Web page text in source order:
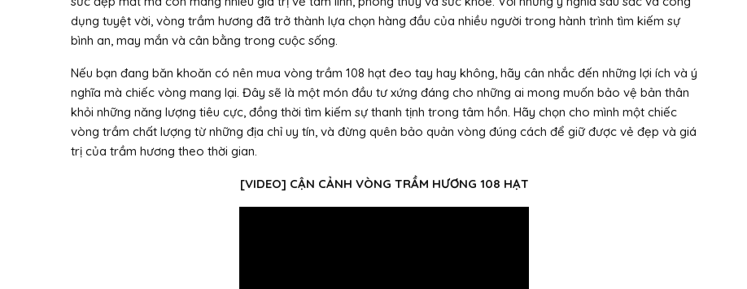
dụng tuyệt vời, vòng trầm hương đã trở thành lựa chọn hàng đầu của nhiều người trong hành trình tìm kiếm sự
bình an, may mắn và cân bằng trong cuộc sống.
Nếu bạn đang băn khoăn có nên mua vòng trầm 108 hạt đeo tay hay không, hãy cân nhắc đến những lợi ích và ý
nghĩa mà chiếc vòng mang lại. Đây sẽ là một món đầu tư xứng đáng cho những ai mong muốn bảo vệ bản thân
khỏi những năng lượng tiêu cực, đồng thời tìm kiếm sự thanh tịnh trong tâm hồn. Hãy chọn cho mình một chiếc
vòng trầm chất lượng từ những địa chỉ uy tín, và đừng quên bảo quản vòng đúng cách để giữ được vẻ đẹp và giá
trị của trầm hương theo thời gian.
[VIDEO] CẬN CẢNH VÒNG TRẦM HƯƠNG 108 HẠT